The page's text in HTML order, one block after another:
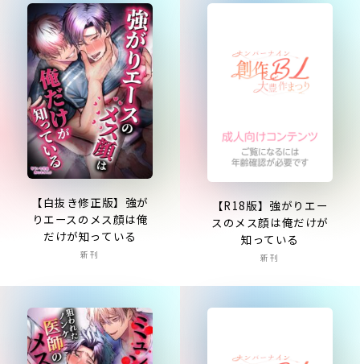
【白抜き修正版】強が
りエースのメス顔は俺
だけが知っている
新刊
【R18版】強がりエー
スのメス顔は俺だけが
知っている
新刊